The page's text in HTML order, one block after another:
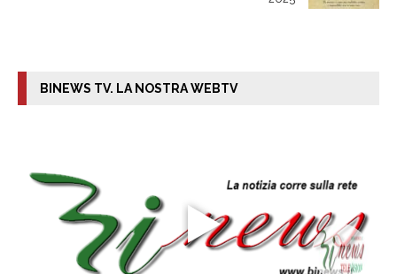
BINEWS TV. LA NOSTRA WEBTV